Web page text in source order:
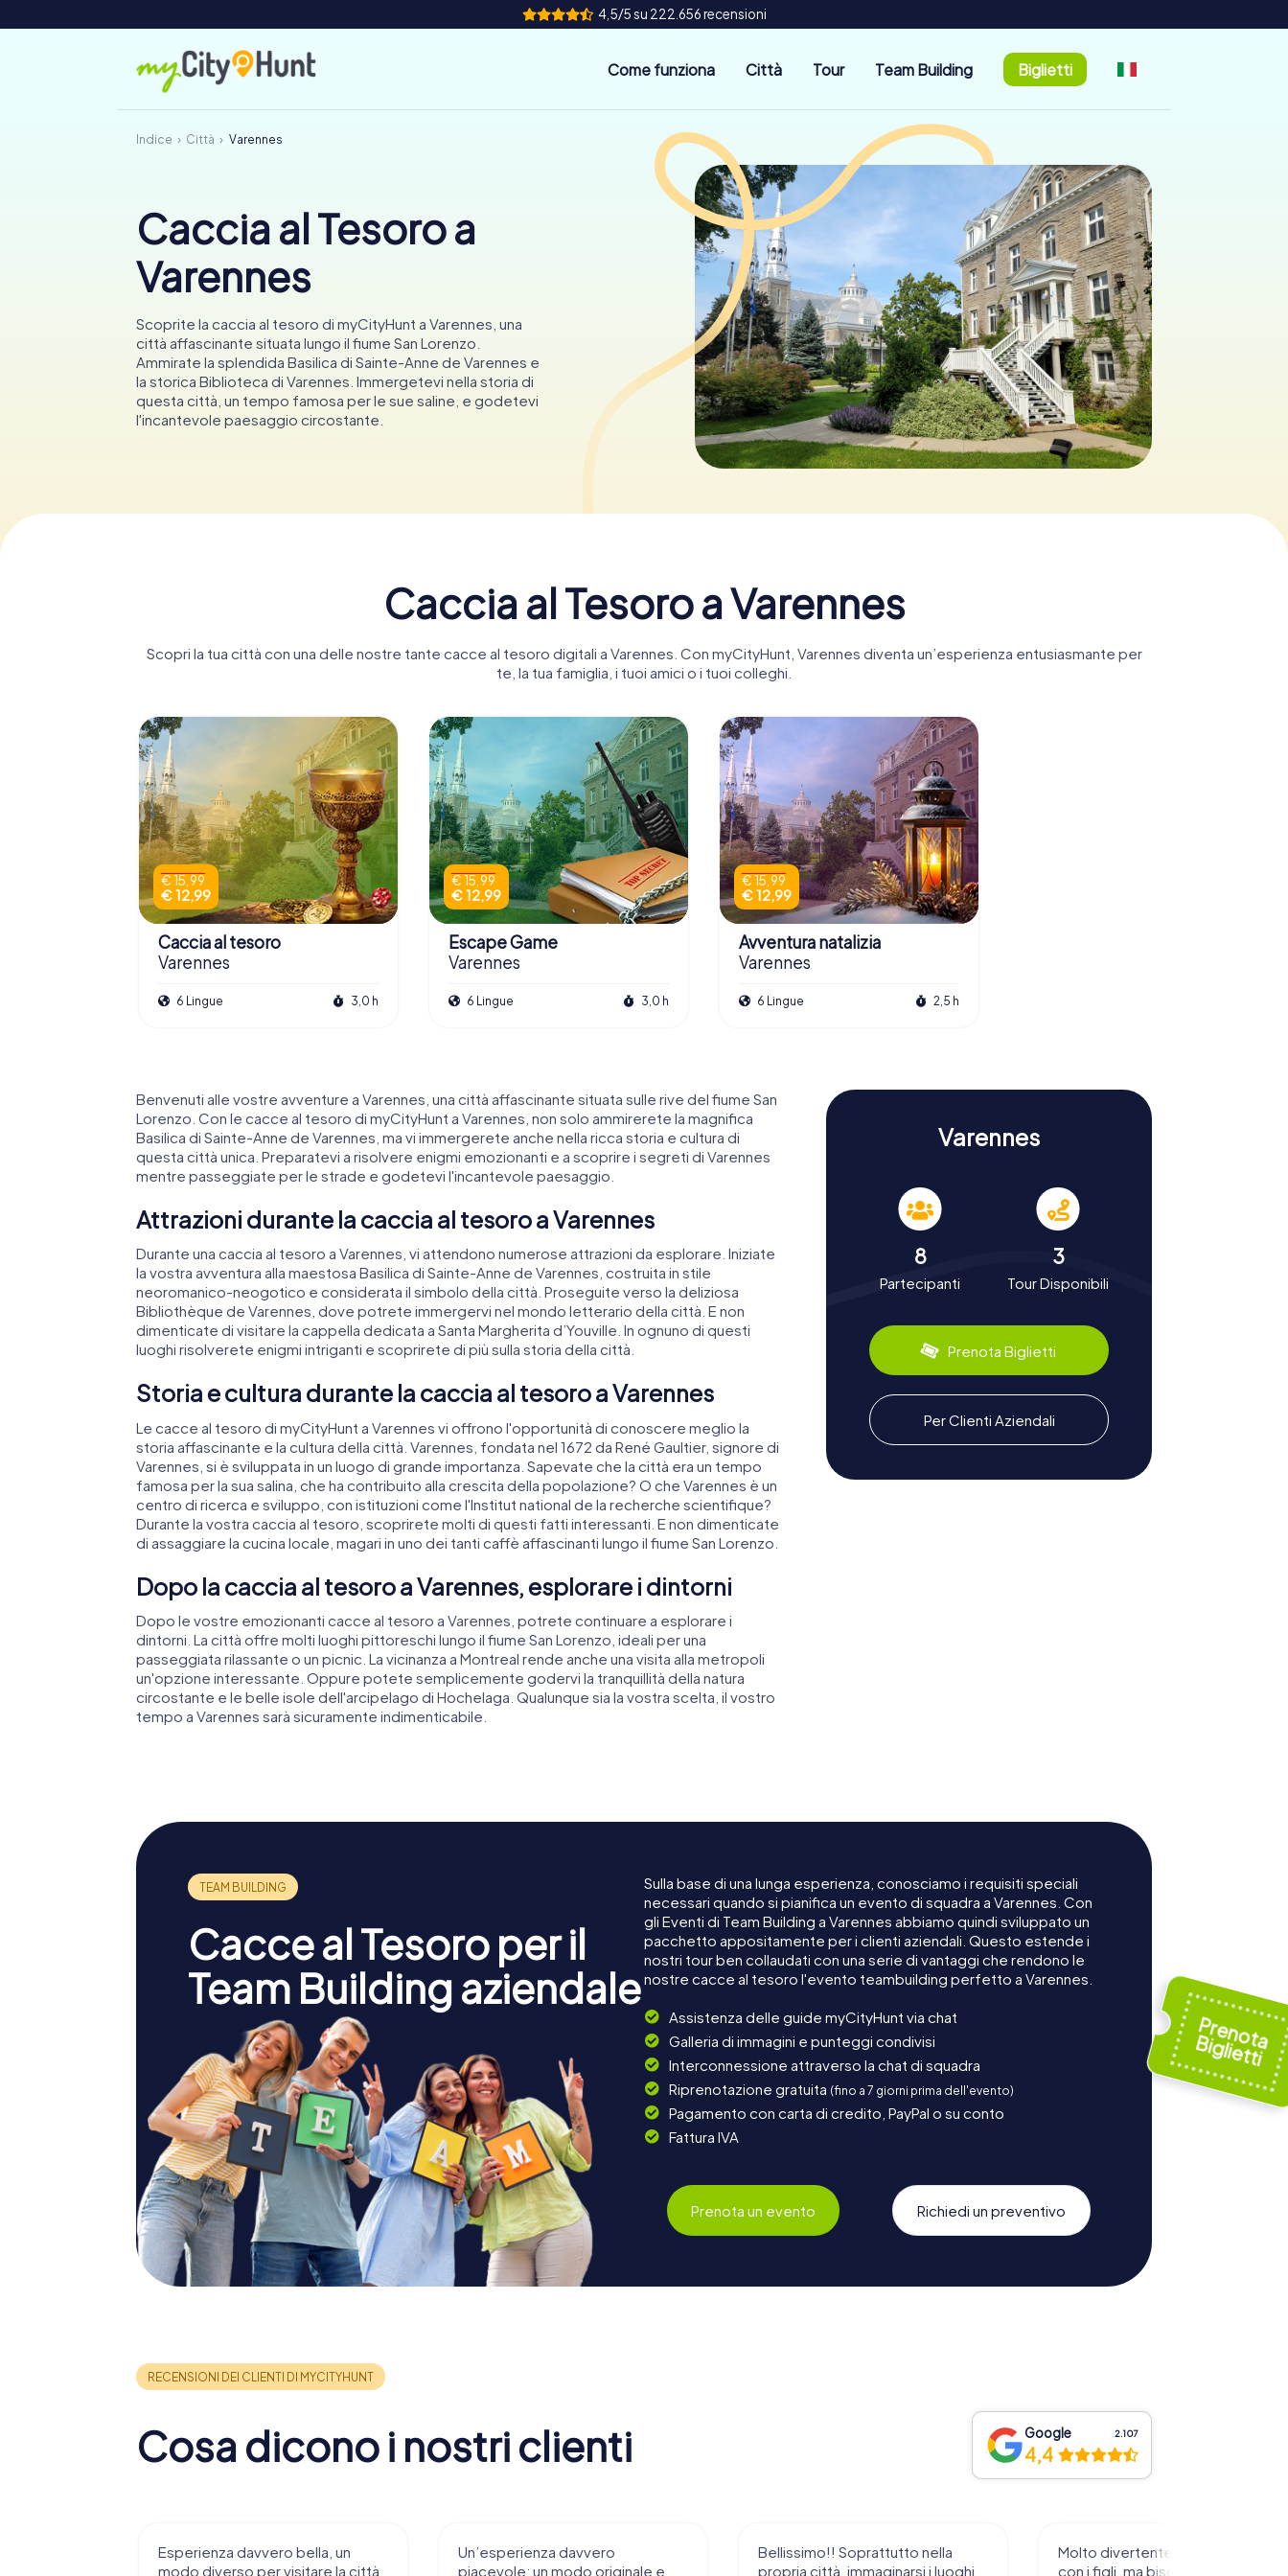
4,5/5 su 222.656 recensioni
Come funziona Città Tour Team Building Biglietti
Indice Città Varennes
Caccia al Tesoro a
Varennes
Scoprite la caccia al tesoro di myCityHunt a Varennes, una
città affascinante situata lungo il fiume San Lorenzo.
Ammirate la splendida Basilica di Sainte-Anne de Varennes e
la storica Biblioteca di Varennes. Immergetevi nella storia di
questa città, un tempo famosa per le sue saline, e godetevi
l'incantevole paesaggio circostante.
Caccia al Tesoro a Varennes
Scopri la tua città con una delle nostre tante cacce al tesoro digitali a Varennes. Con myCityHunt, Varennes diventa un’esperienza entusiasmante per
te, la tua famiglia, i tuoi amici o i tuoi colleghi.
€ 15,99
€ 12,99
Caccia al tesoro
Varennes
6 Lingue 3,0 h
€ 15,99
€ 12,99
Escape Game
Varennes
6 Lingue 3,0 h
€ 15,99
€ 12,99
Avventura natalizia
Varennes
6 Lingue 2,5 h
Benvenuti alle vostre avventure a Varennes, una città affascinante situata sulle rive del fiume San
Lorenzo. Con le cacce al tesoro di myCityHunt a Varennes, non solo ammirerete la magnifica
Basilica di Sainte-Anne de Varennes, ma vi immergerete anche nella ricca storia e cultura di
questa città unica. Preparatevi a risolvere enigmi emozionanti e a scoprire i segreti di Varennes
mentre passeggiate per le strade e godetevi l'incantevole paesaggio.
Attrazioni durante la caccia al tesoro a Varennes
Durante una caccia al tesoro a Varennes, vi attendono numerose attrazioni da esplorare. Iniziate
la vostra avventura alla maestosa Basilica di Sainte-Anne de Varennes, costruita in stile
neoromanico-neogotico e considerata il simbolo della città. Proseguite verso la deliziosa
Bibliothèque de Varennes, dove potrete immergervi nel mondo letterario della città. E non
dimenticate di visitare la cappella dedicata a Santa Margherita d’Youville. In ognuno di questi
luoghi risolverete enigmi intriganti e scoprirete di più sulla storia della città.
Storia e cultura durante la caccia al tesoro a Varennes
Le cacce al tesoro di myCityHunt a Varennes vi offrono l'opportunità di conoscere meglio la
storia affascinante e la cultura della città. Varennes, fondata nel 1672 da René Gaultier, signore di
Varennes, si è sviluppata in un luogo di grande importanza. Sapevate che la città era un tempo
famosa per la sua salina, che ha contribuito alla crescita della popolazione? O che Varennes è un
centro di ricerca e sviluppo, con istituzioni come l'Institut national de la recherche scientifique?
Durante la vostra caccia al tesoro, scoprirete molti di questi fatti interessanti. E non dimenticate
di assaggiare la cucina locale, magari in uno dei tanti caffè affascinanti lungo il fiume San Lorenzo.
Dopo la caccia al tesoro a Varennes, esplorare i dintorni
Dopo le vostre emozionanti cacce al tesoro a Varennes, potrete continuare a esplorare i
dintorni. La città offre molti luoghi pittoreschi lungo il fiume San Lorenzo, ideali per una
passeggiata rilassante o un picnic. La vicinanza a Montreal rende anche una visita alla metropoli
un'opzione interessante. Oppure potete semplicemente godervi la tranquillità della natura
circostante e le belle isole dell'arcipelago di Hochelaga. Qualunque sia la vostra scelta, il vostro
tempo a Varennes sarà sicuramente indimenticabile.
Varennes
8
Partecipanti
3
Tour Disponibili
Prenota Biglietti
Per Clienti Aziendali
Cacce al Tesoro per il
Team Building aziendale
Sulla base di una lunga esperienza, conosciamo i requisiti speciali
necessari quando si pianifica un evento di squadra a Varennes. Con
gli Eventi di Team Building a Varennes abbiamo quindi sviluppato un
pacchetto appositamente per i clienti aziendali. Questo estende i
nostri tour ben collaudati con una serie di vantaggi che rendono le
nostre cacce al tesoro l'evento teambuilding perfetto a Varennes.
Assistenza delle guide myCityHunt via chat
Galleria di immagini e punteggi condivisi
Interconnessione attraverso la chat di squadra
Riprenotazione gratuita (fino a 7 giorni prima dell'evento)
Pagamento con carta di credito, PayPal o su conto
Fattura IVA
Prenota un evento Richiedi un preventivo
Cosa dicono i nostri clienti Google 2.107
4,4
Esperienza davvero bella, un
modo diverso per visitare la città.
Un’esperienza davvero
piacevole: un modo originale e
Bellissimo!! Soprattutto nella
propria città, immaginarsi i luoghi
Molto divertente da sperimentare
con i figli, ma bisogna avere